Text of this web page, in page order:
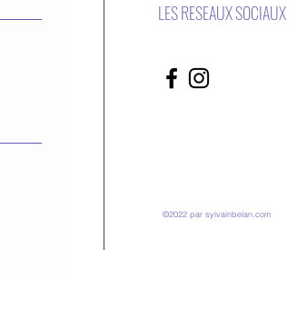
LES RESEAUX SOCIAUX
©2022 par sylvainbelan.com